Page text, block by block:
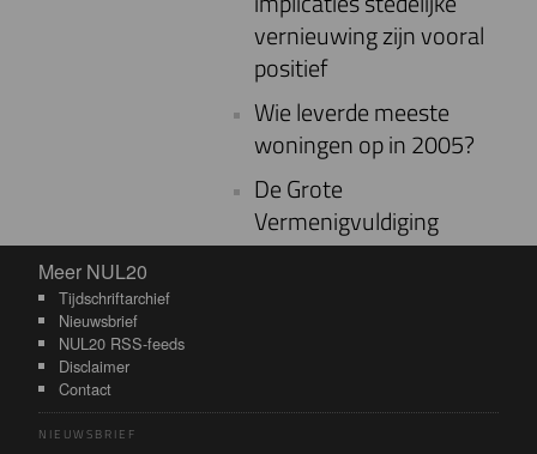
vernieuwing zijn vooral
positief
Wie leverde meeste
woningen op in 2005?
De Grote
Vermenigvuldiging
Meer NUL20
Meer NUL20
Tijdschriftarchief
Nieuwsbrief
NUL20 RSS-feeds
Disclaimer
Contact
NIEUWSBRIEF